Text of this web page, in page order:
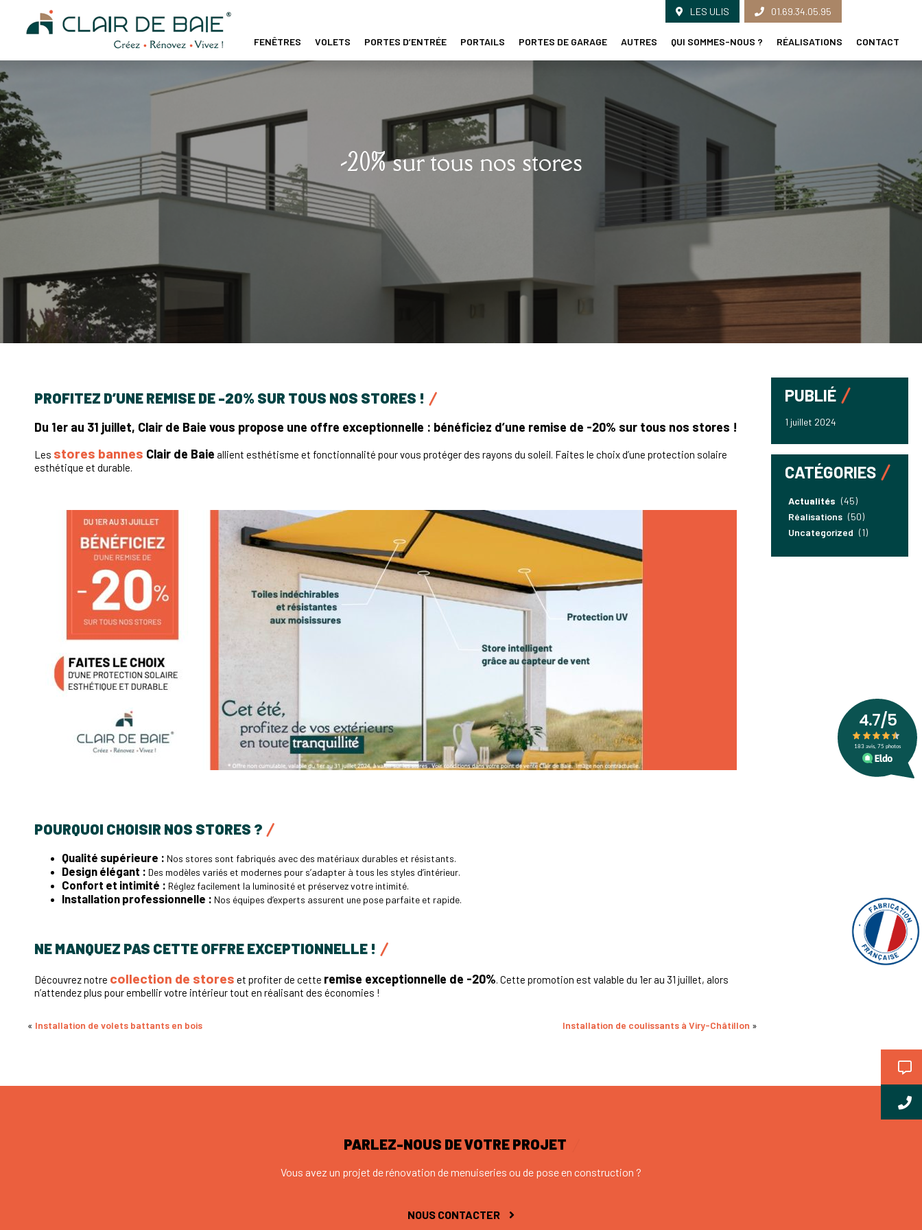
FENÊTRES VOLETS PORTES D’ENTRÉE PORTAILS PORTES DE GARAGE AUTRES QUI SOMMES-NOUS ? RÉALISATIONS CONTACT
LES ULIS 01.69.34.05.95
-20% sur tous nos stores
PROFITEZ D’UNE REMISE DE -20% SUR TOUS NOS STORES !
Du 1er au 31 juillet, Clair de Baie vous propose une offre exceptionnelle : bénéficiez d’une remise de -20% sur tous nos stores !
Les stores bannes Clair de Baie allient esthétisme et fonctionnalité pour vous protéger des rayons du soleil. Faites le choix d’une protection solaire
esthétique et durable.
POURQUOI CHOISIR NOS STORES ?
Qualité supérieure : Nos stores sont fabriqués avec des matériaux durables et résistants.
Design élégant : Des modèles variés et modernes pour s’adapter à tous les styles d’intérieur.
Confort et intimité : Réglez facilement la luminosité et préservez votre intimité.
Installation professionnelle : Nos équipes d’experts assurent une pose parfaite et rapide.
NE MANQUEZ PAS CETTE OFFRE EXCEPTIONNELLE !
Découvrez notre collection de stores et profiter de cette remise exceptionnelle de -20% . Cette promotion est valable du 1er au 31 juillet, alors
n’attendez plus pour embellir votre intérieur tout en réalisant des économies !
« Installation de volets battants en bois Installation de coulissants à Viry-Châtillon »
PUBLIÉ
1 juillet 2024
CATÉGORIES
Actualités (45)
Réalisations (50)
Uncategorized (1)
PARLEZ-NOUS DE VOTRE PROJET
Vous avez un projet de rénovation de menuiseries ou de pose en construction ?
NOUS CONTACTER